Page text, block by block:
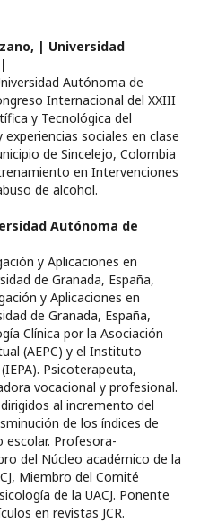
| Universidad
Autónoma de
Internacional del XXIII
y Tecnológica del
sociales en clase
de Sincelejo, Colombia
en Intervenciones
de alcohol.
Autónoma de
y Aplicaciones en
de Granada, España,
y Aplicaciones en
de Granada, España,
Clínica por la Asociación
(AEPC) y el Instituto
Psicoterapeuta,
vocacional y profesional.
al incremento del
de los índices de
escolar. Profesora-
del Núcleo académico de la
Miembro del Comité
de la UACJ. Ponente
en revistas JCR.